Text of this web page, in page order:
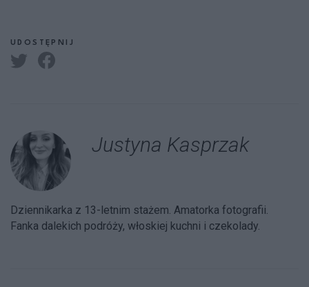
UDOSTĘPNIJ
Justyna Kasprzak
Dziennikarka z 13-letnim stażem. Amatorka fotografii.
Fanka dalekich podróży, włoskiej kuchni i czekolady.